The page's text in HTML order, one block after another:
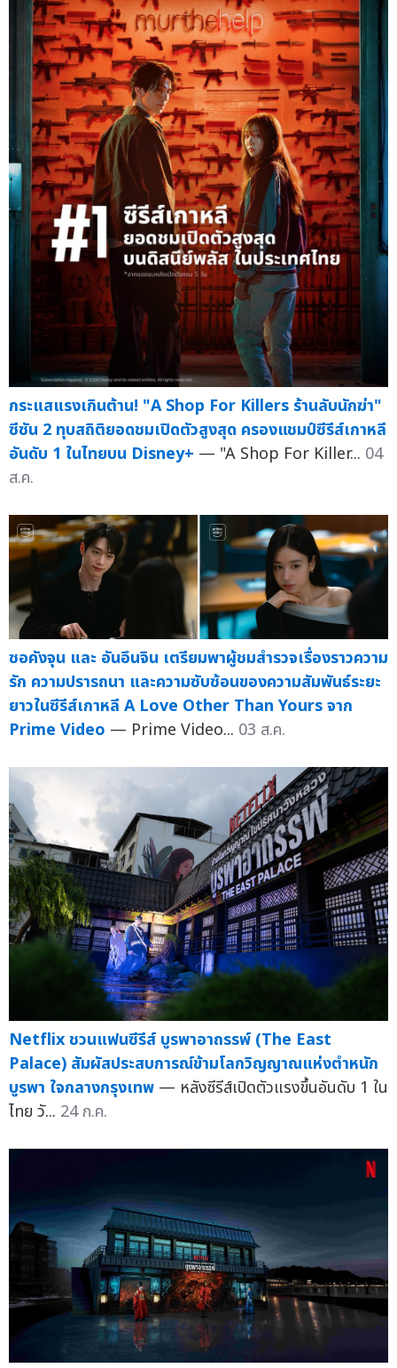
กระแสแรงเกินต้าน! "A Shop For Killers ร้านลับนักฆ่า"
ซีซัน 2 ทุบสถิติยอดชมเปิดตัวสูงสุด ครองแชมป์ซีรีส์เกาหลี
อันดับ 1 ในไทยบน Disney+ — "A Shop For Killer... 04
ส.ค.
ซอคังจุน และ อันอึนจิน เตรียมพาผู้ชมสำรวจเรื่องราวความ
รัก ความปรารถนา และความซับซ้อนของความสัมพันธ์ระยะ
ยาวในซีรีส์เกาหลี A Love Other Than Yours จาก
Prime Video — Prime Video... 03 ส.ค.
Netflix ชวนแฟนซีรีส์ บูรพาอาถรรพ์ (The East
Palace) สัมผัสประสบการณ์ข้ามโลกวิญญาณแห่งตำหนัก
บูรพา ใจกลางกรุงเทพ — หลังซีรีส์เปิดตัวแรงขึ้นอันดับ 1 ใน
ไทย วั... 24 ก.ค.